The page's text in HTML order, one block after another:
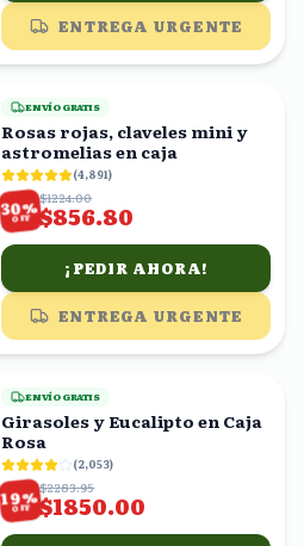
ENTREGA URGENTE
ENVÍO GRATIS
Rosas rojas, claveles mini y
astromelias en caja
(4,891)
30%
OFF
$1224.00
$856.80
¡PEDIR AHORA!
ENTREGA URGENTE
ENVÍO GRATIS
Girasoles y Eucalipto en Caja
Rosa
(2,053)
19%
OFF
$2283.95
$1850.00